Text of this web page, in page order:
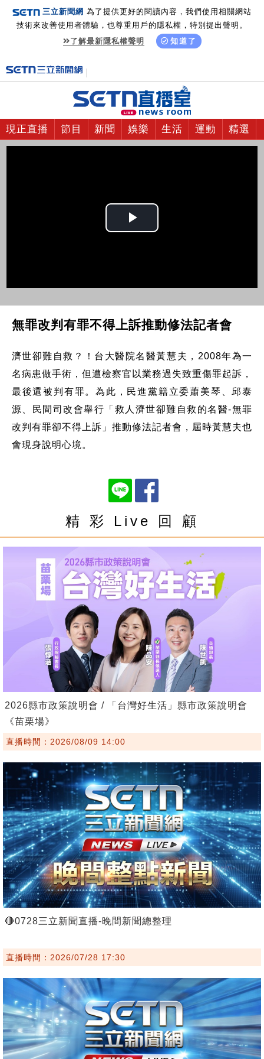
三立新聞網 為了提供更好的閱讀內容，我們使用相關網站
技術來改善使用者體驗，也尊重用戶的隱私權，特別提出聲明。
了解最新隱私權聲明
知道了
現正直播 節目 新聞 娛樂 生活 運動 精選
Play
無罪改判有罪不得上訴推動修法記者會
濟世卻難自救？！台大醫院名醫黃慧夫，2008年為一
名病患做手術，但遭檢察官以業務過失致重傷罪起訴，
最後還被判有罪。為此，民進黨籍立委蕭美琴、邱泰
源、民間司改會舉行「救人濟世卻難自救的名醫-無罪
改判有罪卻不得上訴」推動修法記者會，屆時黃慧夫也
會現身說明心境。
精 彩 Live 回 顧
2026縣市政策說明會 / 「台灣好生活」縣市政策說明會
《苗栗場》
直播時間：2026/08/09 14:00
🔴0728三立新聞直播-晚間新聞總整理
直播時間：2026/07/28 17:30